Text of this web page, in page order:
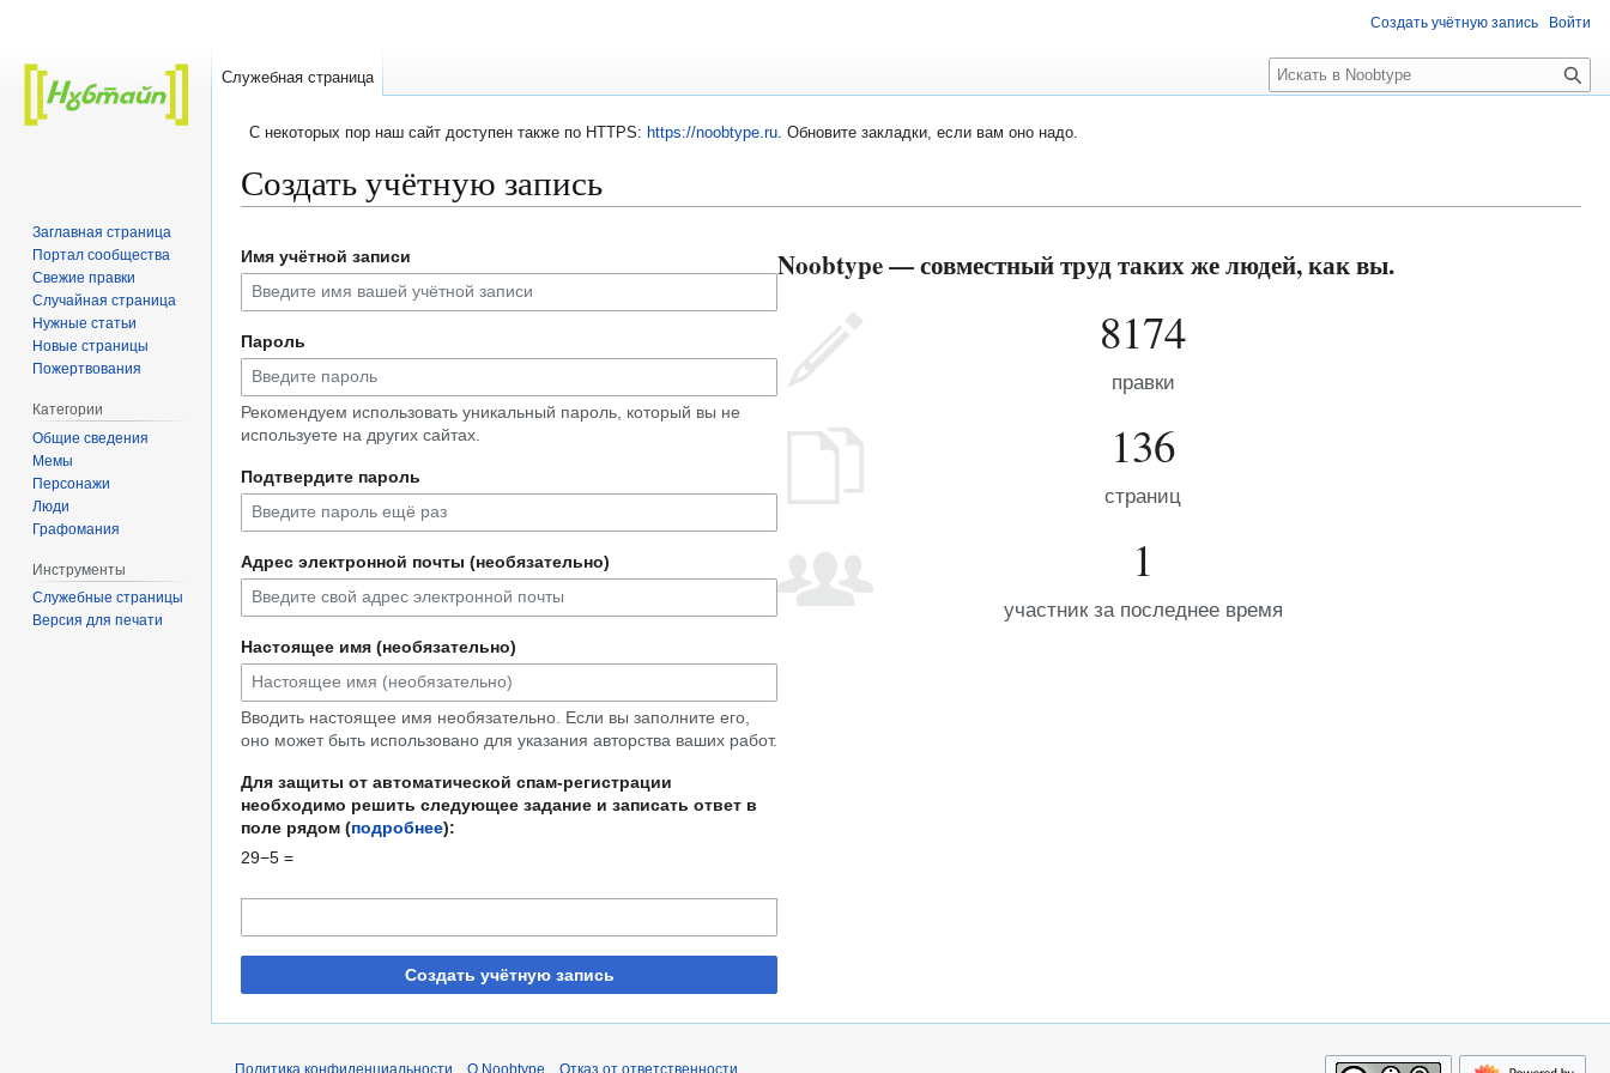
C некоторых пор наш сайт доступен также по HTTPS: https://noobtype.ru. Обновите закладки, если вам оно надо.
Создать учётную запись
к
навигации
к
поиску
Имя учётной записи
Пароль
Рекомендуем использовать уникальный пароль, который вы не
используете на других сайтах.
Подтвердите пароль
Адрес электронной почты (необязательно)
Настоящее имя (необязательно)
Вводить настоящее имя необязательно. Если вы заполните его,
оно может быть использовано для указания авторства ваших работ.
Для защиты от автоматической спам-регистрации
необходимо решить следующее задание и записать ответ в
поле рядом (подробнее):
29−5 =
Создать учётную запись
Noobtype — совместный труд таких же людей, как вы.
8174
правки
136
страниц
1
участник за последнее время
Создать учётную запись Войти
Служебная страница
П
о
Заглавная страница
Портал сообщества
Свежие правки
Случайная страница
Нужные статьи
Новые страницы
Пожертвования
Категории
Общие сведения
Мемы
Персонажи
Люди
Графомания
Инструменты
Служебные страницы
Версия для печати
Политика конфиденциальности О Noobtype Отказ от ответственности